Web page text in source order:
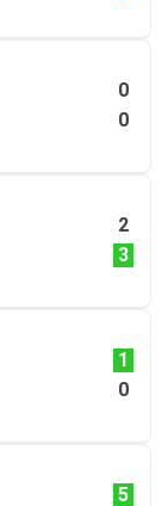
0
0
2
3
1
0
5